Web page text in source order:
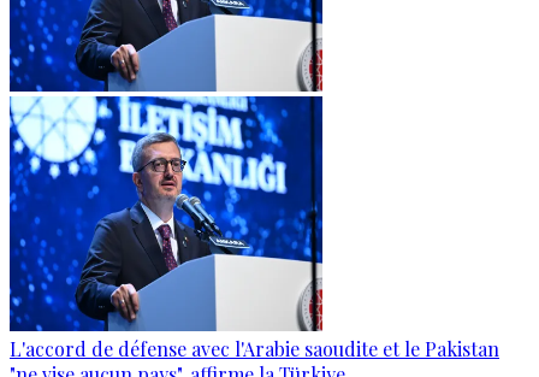
L'accord de défense avec l'Arabie saoudite et le Pakistan